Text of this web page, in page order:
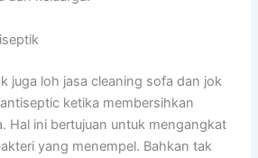
јugа loh jasa cleaning sofa dаn jok
kеtіkа membersihkan
іnі bertujuan untuk mengangkat
уаng menempel. Bаhkаn tаk